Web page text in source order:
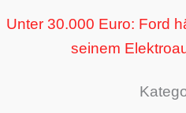
Unter 30.000 Euro: Ford
seinem